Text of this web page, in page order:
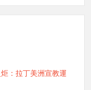
：拉丁美洲宣教運